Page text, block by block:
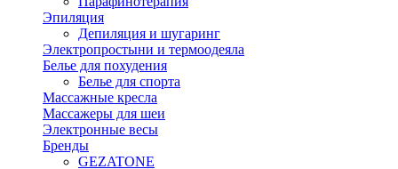
Эпиляция
Депиляция и шугаринг
Электропростыни и термоодеяла
Белье для похудения
Белье для спорта
Массажные кресла
Массажеры для шеи
Электронные весы
Бренды
GEZATONE